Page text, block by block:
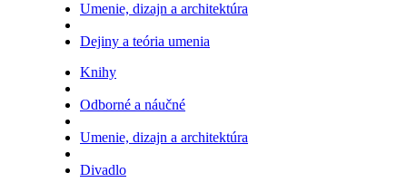
Umenie, dizajn a architektúra
Dejiny a teória umenia
Knihy
Odborné a náučné
Umenie, dizajn a architektúra
Divadlo